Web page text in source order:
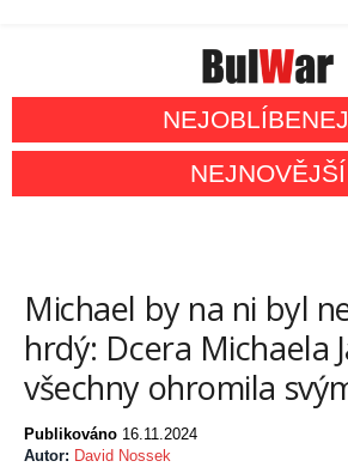
NEJNOVĚJŠÍ
Michael by na ni byl
hrdý: Dcera Michaela
všechny ohromila
Publikováno 16.11.2024
Autor: David Nossek